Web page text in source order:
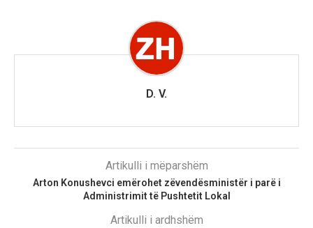
D. V.
Artikulli i mëparshëm
Arton Konushevci emërohet zëvendësministër i parë i
Administrimit të Pushtetit Lokal
Artikulli i ardhshëm